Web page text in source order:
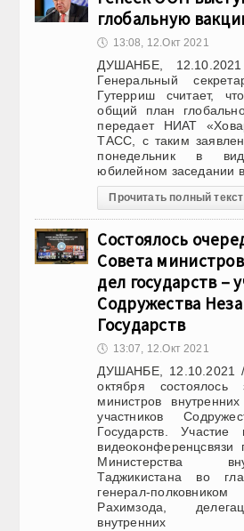
глобальную
🕔 13:08, 12.Окт 2021
ДУШАНБЕ,
Генеральный
Гутерриш считает,
общий план
передает НИАТ
ТАСС, с таким
понедельник в
юбилейном заседании
Прочитать полный текст
Состоялось
Совета
дел государств –
Содружества
Государств
🕔 13:07, 12.Окт 2021
ДУШАНБЕ, 12.10.2021
октября состоялось
министров
участников
Государств.
видеоконференцсвязи
Министерства
Таджикистана во
генерал-
Рахимзода,
внутренних